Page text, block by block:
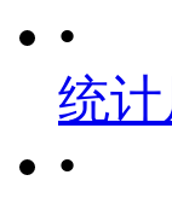
•
统
•